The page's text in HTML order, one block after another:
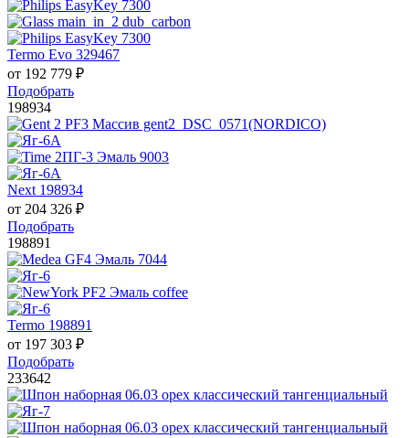
Termo Evo 329467
от 192 779 ₽
Подобрать
198934
Next 198934
от 204 326 ₽
Подобрать
198891
Termo 198891
от 197 303 ₽
Подобрать
233642